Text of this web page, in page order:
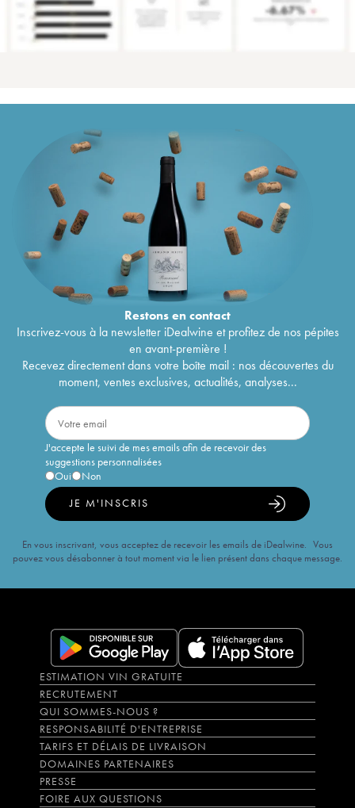
Restons encontact
Inscrivez-vous à la newsletter iDealwine et profitez de nos pépites
en avant-première !
Recevez directement dans votre boîte mail : nos découvertes du
moment, ventes exclusives, actualités, analyses...
J'accepte le suivi de mes emails afin de recevoir des
suggestions personnalisées
Oui
Non
JE M'INSCRIS
En vous inscrivant, vous acceptez de recevoir les emails de iDealwine. Vous
pouvez vous désabonner à tout moment via le lien présent dans chaque message.
ESTIMATION VIN GRATUITE
RECRUTEMENT
QUI SOMMES-NOUS ?
RESPONSABILITÉ D'ENTREPRISE
TARIFS ET DÉLAIS DE LIVRAISON
DOMAINES PARTENAIRES
PRESSE
FOIRE AUX QUESTIONS